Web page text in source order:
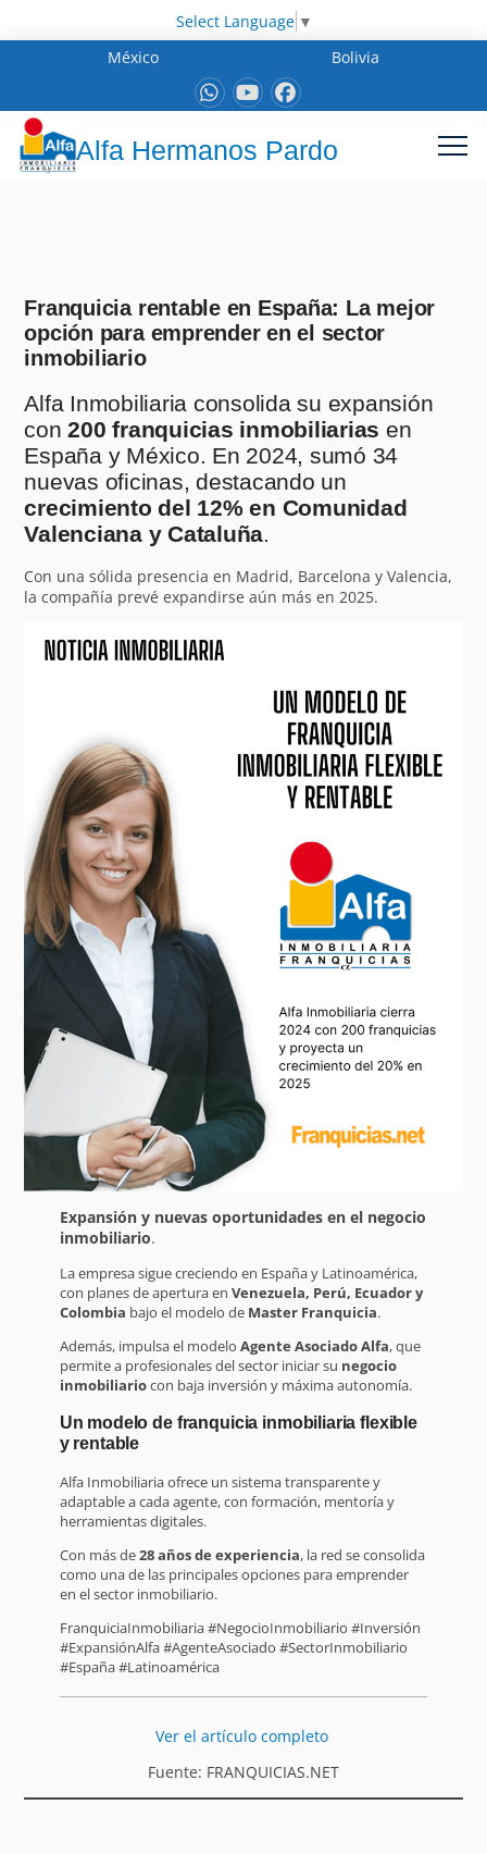
Select Language ▼
México
Bolivia
Alfa Hermanos Pardo
Franquicia rentable en España: La mejor
opción para emprender en el sector
inmobiliario
Alfa Inmobiliaria consolida su expansión
con200 franquicias inmobiliarias en
España y México. En 2024, sumó 34
nuevas oficinas, destacando un
crecimiento del 12% en Comunidad
Valenciana y Cataluña.
Con una sólida presencia en Madrid, Barcelona y Valencia,
la compañía prevé expandirse aún más en 2025.
Expansión y nuevas oportunidades en el negocio
inmobiliario.
La empresa sigue creciendo en España y Latinoamérica,
con planes de apertura en Venezuela, Perú, Ecuador y
Colombia bajo el modelo de Master Franquicia.
Además, impulsa el modelo Agente Asociado Alfa, que
permite a profesionales del sector iniciar su negocio
inmobiliariocon baja inversión y máxima autonomía.
Un modelo de franquicia inmobiliaria flexible
y rentable
Alfa Inmobiliaria ofrece un sistema transparente y
adaptable a cada agente, con formación, mentoría y
herramientas digitales.
Con más de28 años de experiencia, la red se consolida
como una de las principales opciones para emprender
en el sector inmobiliario.
FranquiciaInmobiliaria #NegocioInmobiliario #Inversión
#ExpansiónAlfa #AgenteAsociado #SectorInmobiliario
#España #Latinoamérica
Ver el artículo completo
Fuente: FRANQUICIAS.NET